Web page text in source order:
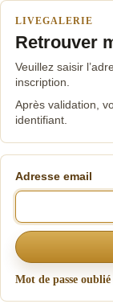
LIVEGALERIE
Retrouver
Veuillez saisir
inscription.
Après validation,
identifiant.
Adresse email
Mot de passe oublié